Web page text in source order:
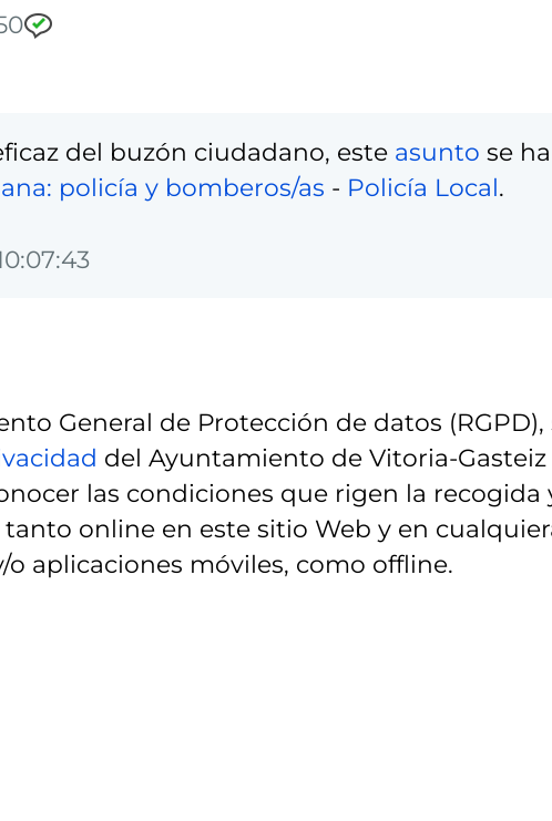
del buzón ciudadano, este asunto se ha
policía y bomberos/as - Policía Local.
General de Protección de datos (RGPD),
del Ayuntamiento de Vitoria-Gasteiz
las condiciones que rigen la recogida
online en este sitio Web y en
aplicaciones móviles, como offline.